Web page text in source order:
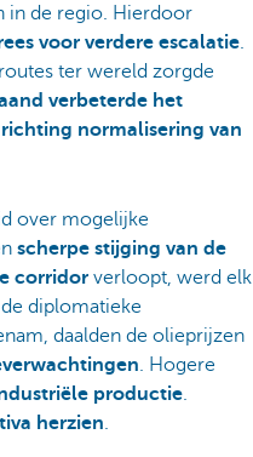
in de regio. Hierdoor
voor verdere escalatie
ter wereld zorgde
verbeterde het
normalisering van
over mogelijke
scherpe stijging van de
corridor verloopt, werd elk
diplomatieke
daalden de olieprijzen
. Hogere
productie.
herzien.